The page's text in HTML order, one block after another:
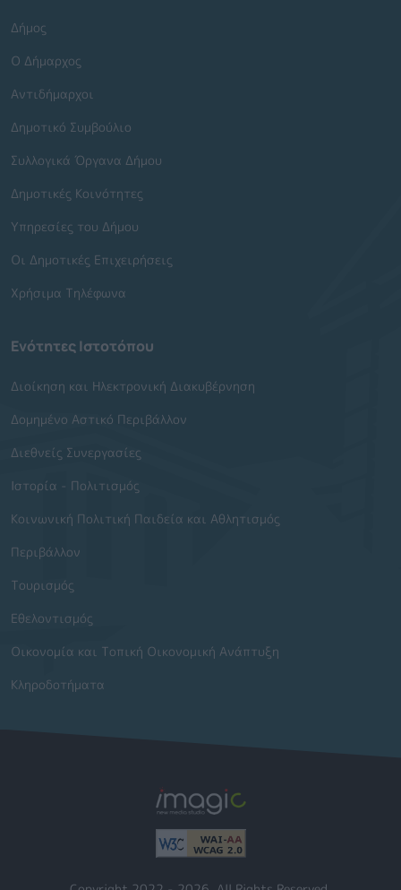
Δήμος
Ο Δήμαρχος
Αντιδήμαρχοι
Δημοτικό Συμβούλιο
Συλλογικά Όργανα Δήμου
Δημοτικές Κοινότητες
Υπηρεσίες του Δήμου
Οι Δημοτικές Επιχειρήσεις
Χρήσιμα Τηλέφωνα
Ενότητες Ιστοτόπου
Διοίκηση και Ηλεκτρονική Διακυβέρνηση
Δομημένο Αστικό Περιβάλλον
Διεθνείς Συνεργασίες
Ιστορία - Πολιτισμός
Κοινωνική Πολιτική Παιδεία και Αθλητισμός
Περιβάλλον
Τουρισμός
Εθελοντισμός
Οικονομία και Τοπική Οικονομική Ανάπτυξη
Κληροδοτήματα